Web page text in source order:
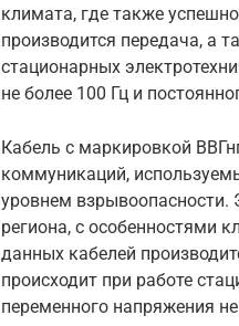
климата, где также
производится передача, а
стационарных
не более 100 Гц и
Кабель с маркировкой
коммуникаций,
уровнем взрывоопасности.
региона, с особенностями
данных кабелей
происходит при работе
переменного напряжения